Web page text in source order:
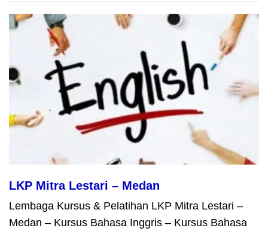
LKP Mitra Lestari – Medan
Lembaga Kursus & Pelatihan LKP Mitra Lestari –
Medan – Kursus Bahasa Inggris – Kursus Bahasa